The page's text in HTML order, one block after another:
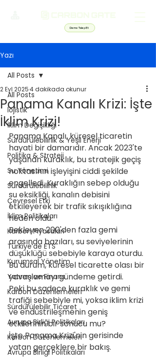
Demo Talep Et
Yazı
All Posts
lojistik
İklim Değişikliği
Sürdürülebilirlik & Yeşil Enerji
Politika & Strateji
Su Yönetimi
Sürdürülebilirlik
Çevresel Etki
İklim Politikaları
Karbon Piyasaları
Türkiye’de ETS
Kurumsal Yönetim
Yatırım ve Finans
Karbon Düzenlemeleri
Sürdürülebilir Ticaret
Avrupa Birliği Politikaları
Karbon Düzenlemeleri
Avrupa Birliği Politikaları
All Posts
Panama Kanalı Krizi: İşte
İklim Krizi!
2 Eyl 20254 dakikada okunur
Panama Kanalı, küresel ticaretin
hayati bir damarıdır. Ancak 2023'te
yaşanan kuraklık, bu stratejik geçiş
noktasının işleyişini ciddi şekilde
engelledi. Kuraklığın sebep olduğu
su eksikliği, kanalın debisini
etkileyerek bir trafik sıkışıklığına
neden oldu.
Bekleyen 200'den fazla gemi
arasında bazıları, su seviyelerinin
düşüklüğü sebebiyle karaya oturdu.
Bu durum, küresel ticarette olası bir
yavaşlamayı gündeme getirdi.
Peki bu sadece kuraklık ve gemi
trafiği sebebiyle mi, yoksa iklim krizi
ve endüstrileşmenin geniş
etkilerinin bir sonucu mu?
İşte Panama Krizi'nin gerisinde
yatan gerçeklere bir bakış.